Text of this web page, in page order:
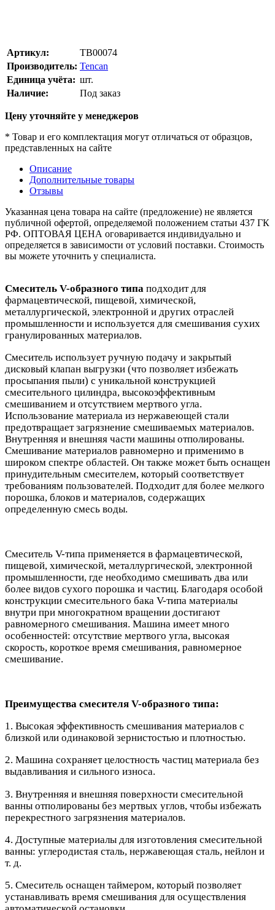
Артикул:
TB00074
Производитель: Tencan
Единица учёта: шт.
Наличие:
Под заказ
Цену уточняйте у менеджеров
* Товар и его комплектация могут отличаться от образцов,
представленных на сайте
Описание
Дополнительные товары
Отзывы
Указанная цена товара на сайте (предложение) не является
публичной офертой, определяемой положением статьи 437 ГК
РФ. ОПТОВАЯ ЦЕНА оговаривается индивидуально и
определяется в зависимости от условий поставки. Стоимость
вы можете уточнить у специалиста.
Смеситель V-образного типа подходит для
фармацевтической, пищевой, химической,
металлургической, электронной и других отраслей
промышленности и используется для смешивания сухих
гранулированных материалов.
Смеситель использует ручную подачу и закрытый
дисковый клапан выгрузки (что позволяет избежать
просыпания пыли) с уникальной конструкцией
смесительного цилиндра, высокоэффективным
смешиванием и отсутствием мертвого угла.
Использование материала из нержавеющей стали
предотвращает загрязнение смешиваемых материалов.
Внутренняя и внешняя части машины отполированы.
Смешивание материалов равномерно и применимо в
широком спектре областей. Он также может быть оснащен
принудительным смесителем, который соответствует
требованиям пользователей. Подходит для более мелкого
порошка, блоков и материалов, содержащих
определенную смесь воды.
Смеситель V-типа применяется в фармацевтической,
пищевой, химической, металлургической, электронной
промышленности, где необходимо смешивать два или
более видов сухого порошка и частиц. Благодаря особой
конструкции смесительного бака V-типа материалы
внутри при многократном вращении достигают
равномерного смешивания. Машина имеет много
особенностей: отсутствие мертвого угла, высокая
скорость, короткое время смешивания, равномерное
смешивание.
Преимущества смесителя V-образного типа:
1. Высокая эффективность смешивания материалов с
близкой или одинаковой зернистостью и плотностью.
2. Машина сохраняет целостность частиц материала без
выдавливания и сильного износа.
3. Внутренняя и внешняя поверхности смесительной
ванны отполированы без мертвых углов, чтобы избежать
перекрестного загрязнения материалов.
4. Доступные материалы для изготовления смесительной
ванны: углеродистая сталь, нержавеющая сталь, нейлон и
т. д.
5. Смеситель оснащен таймером, который позволяет
устанавливать время смешивания для осуществления